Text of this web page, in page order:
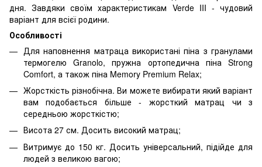
дня. Завдяки своїм характеристикам Verde III - чудовий
варіант для всієї родини.
Особливості
Для наповнення матраца використані піна з гранулами
термогелю Granolo, пружна ортопедична піна Strong
Comfort, а також піна Memory Premium Relax;
Жорсткість різнобічна. Ви можете вибирати який варіант
вам подобається більше - жорсткий матрац чи з
середньою жорсткістю;
Висота 27 см. Досить високий матрац;
Витримує до 150 кг. Досить універсальний, підійде для
людей з великою вагою;